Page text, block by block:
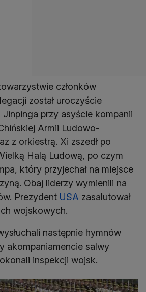
członków
został uroczyście
przy asyście kompanii
Armii Ludowo-
z orkiestrą. Xi zszedł po
Halą Ludową, po czym
który przyjechał na miejsce
Obaj liderzy wymienili na
Prezydent USA zasalutował
wojskowych.
następnie hymnów
akompaniamencie salwy
inspekcji wojsk.